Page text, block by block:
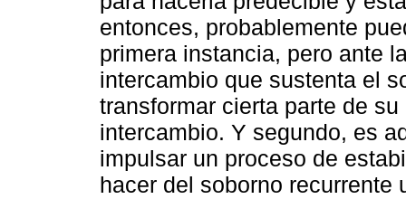
entonces, probablemente
primera instancia, pero ante
intercambio que sustenta el
transformar cierta parte de
intercambio. Y segundo, es
impulsar un proceso de
hacer del soborno recurrente